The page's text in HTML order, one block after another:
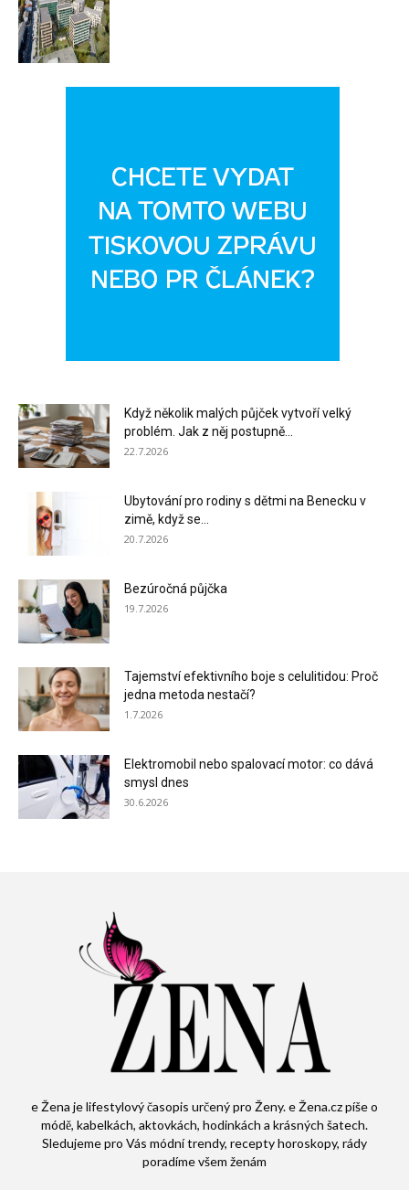
Když několik malých půjček vytvoří velký
problém. Jak z něj postupně...
22.7.2026
Ubytování pro rodiny s dětmi na Benecku v
zimě, když se...
20.7.2026
Bezúročná půjčka
19.7.2026
Tajemství efektivního boje s celulitidou: Proč
jedna metoda nestačí?
1.7.2026
Elektromobil nebo spalovací motor: co dává
smysl dnes
30.6.2026
e Žena je lifestylový časopis určený pro Ženy. e Žena.cz píše o
módě, kabelkách, aktovkách, hodinkách a krásných šatech.
Sledujeme pro Vás módní trendy, recepty horoskopy, rády
poradíme všem ženám